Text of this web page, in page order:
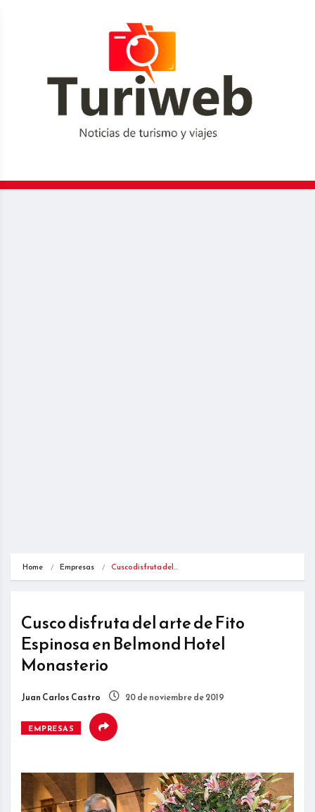
Home Empresas Cusco disfruta del…
Cusco disfruta del arte de Fito
Espinosa en Belmond Hotel
Monasterio
Juan Carlos Castro 20 de noviembre de 2019
EMPRESAS